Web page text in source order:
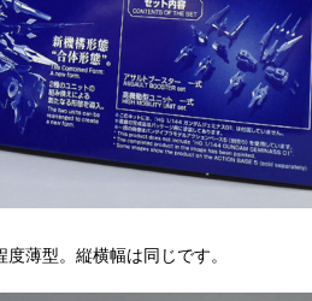
薄型。縦横幅は同じです。